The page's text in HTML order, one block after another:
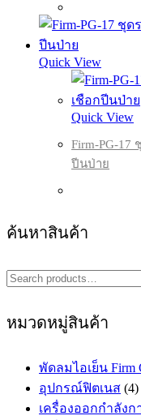
Quick View
Quick View
Firm-PG-17
ปีนป่าย
ค้นหาสินค้า
Search
for:
หมวดหมู่สินค้า
พัดลมไอเย็น Firm
อุปกรณ์ฟิตเนส (4)
เครื่องออกกำลังก